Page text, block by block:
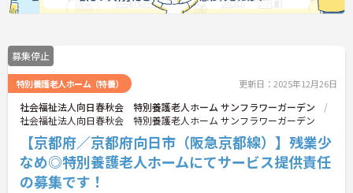
募集停止
特別養護老人ホーム（特養） 更新日：2025年12月26日
社会福祉法人向日春秋会 特別養護老人ホーム サンフラワーガーデン
社会福祉法人向日春秋会 特別養護老人ホーム サンフラワーガーデン
【京都府／京都府向日市（阪急京都線）】残業少
なめ◎特別養護老人ホームにてサービス提供責任
の募集です！